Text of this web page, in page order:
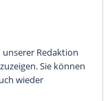
Redaktion
Sie können
wieder